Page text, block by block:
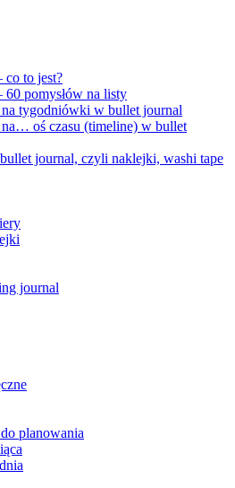
co to jest?
60 pomysłów na listy
na tygodniówki w bullet journal
na… oś czasu (timeline) w bullet
journal, czyli naklejki, washi tape
journal
planowania